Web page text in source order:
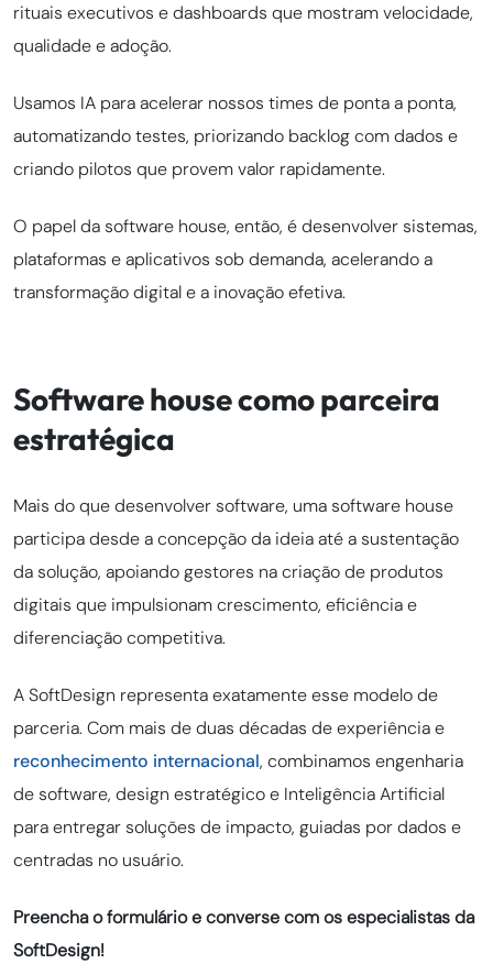
rituais executivos e dashboards que mostram velocidade,
qualidade e adoção.
Usamos IA para acelerar nossos times de ponta a ponta,
automatizando testes, priorizando backlog com dados e
criando pilotos que provem valor rapidamente.
O papel da software house, então, é desenvolver sistemas,
plataformas e aplicativos sob demanda, acelerando a
transformação digital e a inovação efetiva.
Software house como parceira
estratégica
Mais do que desenvolver software, uma software house
participa desde a concepção da ideia até a sustentação
da solução, apoiando gestores na criação de produtos
digitais que impulsionam crescimento, eficiência e
diferenciação competitiva.
A SoftDesign representa exatamente esse modelo de
parceria. Com mais de duas décadas de experiência e
reconhecimento internacional, combinamos engenharia
de software, design estratégico e Inteligência Artificial
para entregar soluções de impacto, guiadas por dados e
centradas no usuário.
Preencha o formulário e converse com os especialistas da
SoftDesign!